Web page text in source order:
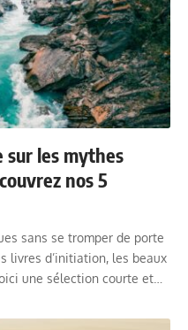
sur les mythes
nos 5
sans se tromper de porte
livres d’initiation, les beaux
une sélection courte et…